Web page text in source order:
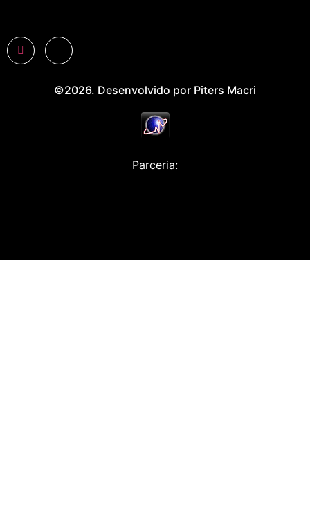
©2026. Desenvolvido por Piters Macri
Parceria: